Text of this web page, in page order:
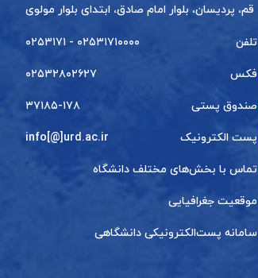
قم، پردیسان، بلوار امام صادق، ابتدای بلوار مولوی
تلفن ۰۲۵۳۱۷۱۰۰۰۰ - ۰۲۵۳۱۷۱
فکس ۰۲۵۳۲۸۰۲۶۲۷
صندوق پستی ۳۷۱۸۵-۱۷۸
پست الکترونیک info[@]urd.ac.ir
تماس با بخش‌های مختلف دانشگاه
موقعیت جغرافیایی
سامانه پست‌الکترونیکی دانشگاهی